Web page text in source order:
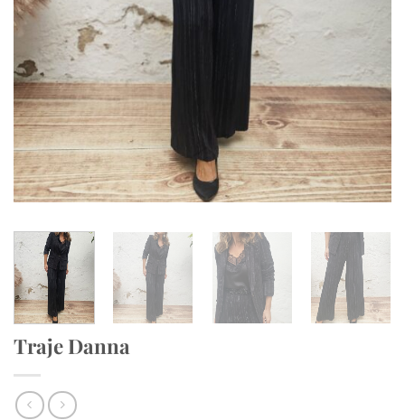
Traje Danna